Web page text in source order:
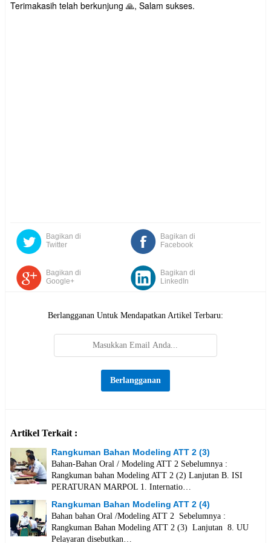
Terimakasih telah berkunjung 🙏, Salam sukses.
Bagikan di
Facebook
Bagikan di
Twitter
Bagikan di
Google+
Bagikan di
LinkedIn
Berlangganan Untuk Mendapatkan Artikel Terbaru:
Artikel Terkait :
Rangkuman Bahan Modeling ATT 2 (3)
Bahan-Bahan Oral / Modeling ATT 2 Sebelumnya :
Rangkuman bahan Modeling ATT 2 (2) Lanjutan B. ISI
PERATURAN MARPOL 1. Internatio…
Rangkuman Bahan Modeling ATT 2 (4)
Bahan bahan Oral /Modeling ATT 2 Sebelumnya :
Rangkuman Bahan Modeling ATT 2 (3) Lanjutan 8. UU
Pelayaran disebutkan…